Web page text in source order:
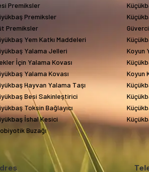
Premiksler
Premiksler
Premiksler
Yem Katkı Maddeleri
Yalama Jelleri
İçin Yalama Kovası
Yalama Kovası
Hayvan Yalama Taşı
Besi Sakinleştirici
Toksin Bağlayıcı
İshal Kesici
Buzağı
Koyun
Koyun